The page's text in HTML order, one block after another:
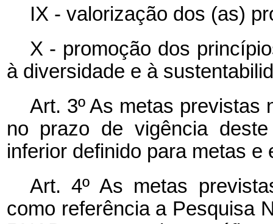
IX - valorização dos (as)
X - promoção dos
à diversidade e à
Art. 3º As metas previstas
no prazo de vigência
inferior definido para metas
Art. 4º As metas
como referência a Pesquisa